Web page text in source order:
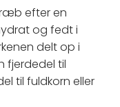
efter en
og fedt i
delt op i
fjerdedel til
til fuldkorn eller